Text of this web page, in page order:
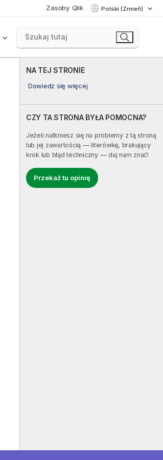
Zasoby Qlik Polski (Zmień)
NA TEJ STRONIE
Dowiedz się więcej
CZY TA STRONA BYŁA POMOCNA?
Jeżeli natkniesz się na problemy z tą stroną
lub jej zawartością — literówkę, brakujący
krok lub błąd techniczny — daj nam znać!
Przekaż tu opinię